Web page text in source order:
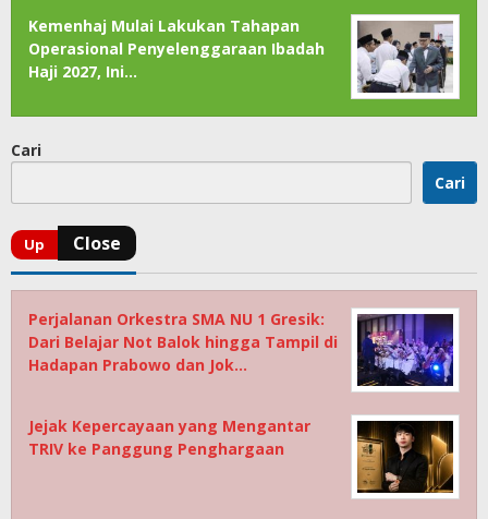
Kemenhaj Mulai Lakukan Tahapan
Operasional Penyelenggaraan Ibadah
Haji 2027, Ini…
Cari
Cari
Perjalanan Orkestra SMA NU 1 Gresik:
Dari Belajar Not Balok hingga Tampil di
Hadapan Prabowo dan Jok…
Jejak Kepercayaan yang Mengantar
TRIV ke Panggung Penghargaan